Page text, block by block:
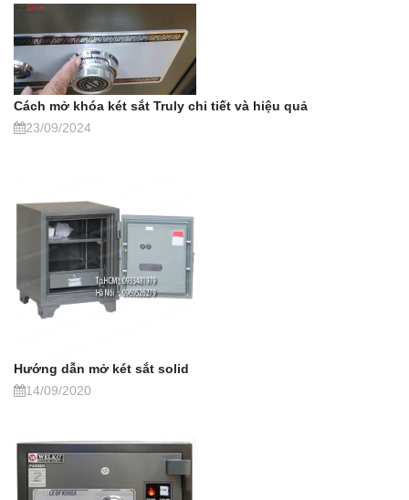
Cách mở khóa két sắt Truly chi tiết và hiệu quả
23/09/2024
Hướng dẫn mở két sắt solid
14/09/2020